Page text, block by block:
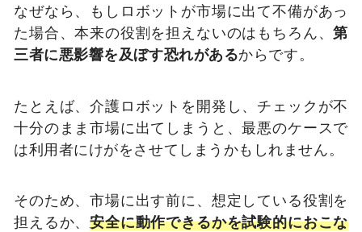
なぜなら、もしロボットが市場に出て不備があっ
た場合、本来の役割を担えないのはもちろん、第
三者に悪影響を及ぼす恐れがあるからです。
たとえば、介護ロボットを開発し、チェックが不
十分のまま市場に出てしまうと、最悪のケースで
は利用者にけがをさせてしまうかもしれません。
そのため、市場に出す前に、想定している役割を
担えるか、安全に動作できるかを試験的におこな